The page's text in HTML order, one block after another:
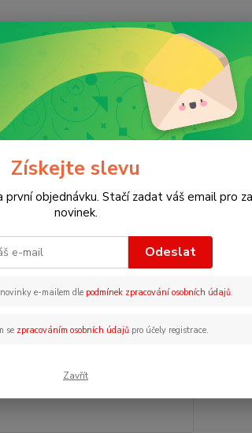
Don´t tickle the Bear
Bear
Získejte slevu
první objednávku. Stačí zadat váš email pro
novinek.
Odeslat
e-mailem dle podmínek zpracování osobních údajů.
se zpracováním osobních údajůpro účely registrace.
Zavřít